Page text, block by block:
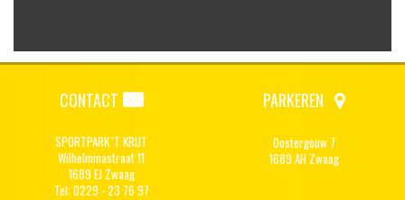
CONTACT
SPORTPARK 'T KRIJT
Wilhelminastraat 11
1689 EJ Zwaag
Tel: 0229 - 23 76 97
PARKEREN
Oostergouw 7
1689 AH Zwaag